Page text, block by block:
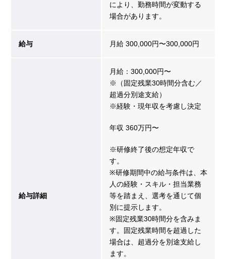
により、勤務時間が変動する
場合があります。
給与 月給 300,000円〜300,000円
給与詳細
月給：300,000円〜
※（固定残業30時間分含む／
超過分別途支給）
※経験・現年収を考慮し決定
年収 360万円〜
※研修終了後の想定年収で
す。
※研修期間中の給与条件は、本
人の経験・スキル・担当業務
等を踏まえ、選考を通じて個
別に提示します。
※固定残業30時間分を含みま
す。固定残業時間を超過した
場合は、超過分を別途支給し
ます。